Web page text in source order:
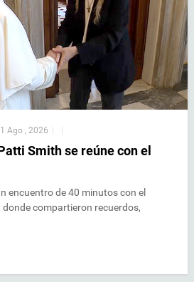
Ago , 2026
Smith se reúne con el
encuentro de 40 minutos con el
compartieron recuerdos,